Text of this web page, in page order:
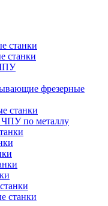
станки
станки
фрезерные
станки
ЧПУ по металлу
станки